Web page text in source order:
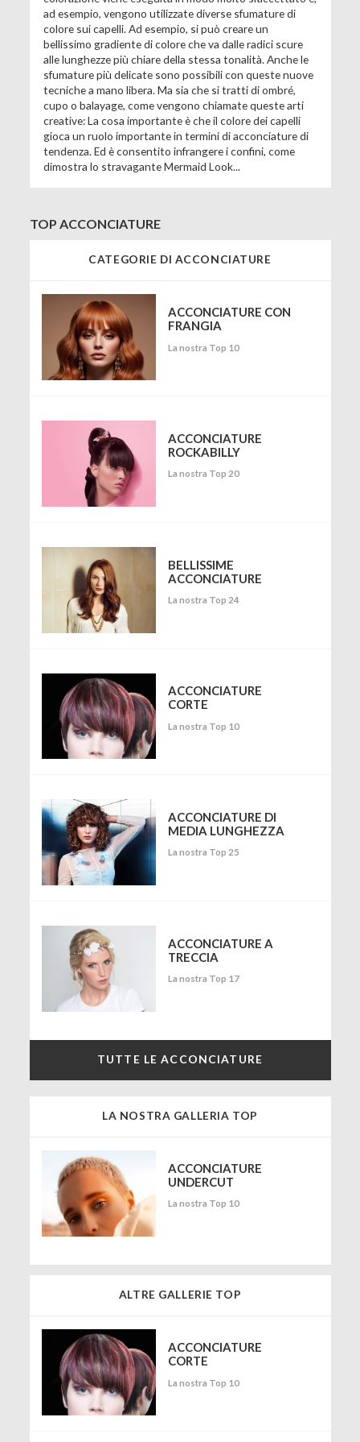
ad esempio, vengono utilizzate diverse sfumature di
colore sui capelli. Ad esempio, si può creare un
bellissimo gradiente di colore che va dalle radici scure
alle lunghezze più chiare della stessa tonalità. Anche le
sfumature più delicate sono possibili con queste nuove
tecniche a mano libera. Ma sia che si tratti di ombré,
cupo o balayage, come vengono chiamate queste arti
creative: La cosa importante è che il colore dei capelli
gioca un ruolo importante in termini di acconciature di
tendenza. Ed è consentito infrangere i confini, come
dimostra lo stravagante Mermaid Look...
TOP ACCONCIATURE
CATEGORIE DI ACCONCIATURE
ACCONCIATURE CON
FRANGIA
La nostra Top 10
ACCONCIATURE
ROCKABILLY
La nostra Top 20
BELLISSIME
ACCONCIATURE
La nostra Top 24
ACCONCIATURE
CORTE
La nostra Top 10
ACCONCIATURE DI
MEDIA LUNGHEZZA
La nostra Top 25
ACCONCIATURE A
TRECCIA
La nostra Top 17
TUTTE LE ACCONCIATURE
LA NOSTRA GALLERIA TOP
ACCONCIATURE
UNDERCUT
La nostra Top 10
ALTRE GALLERIE TOP
ACCONCIATURE
CORTE
La nostra Top 10